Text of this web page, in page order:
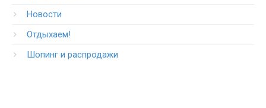
Новости
Отдыхаем!
Шопинг и распродажи